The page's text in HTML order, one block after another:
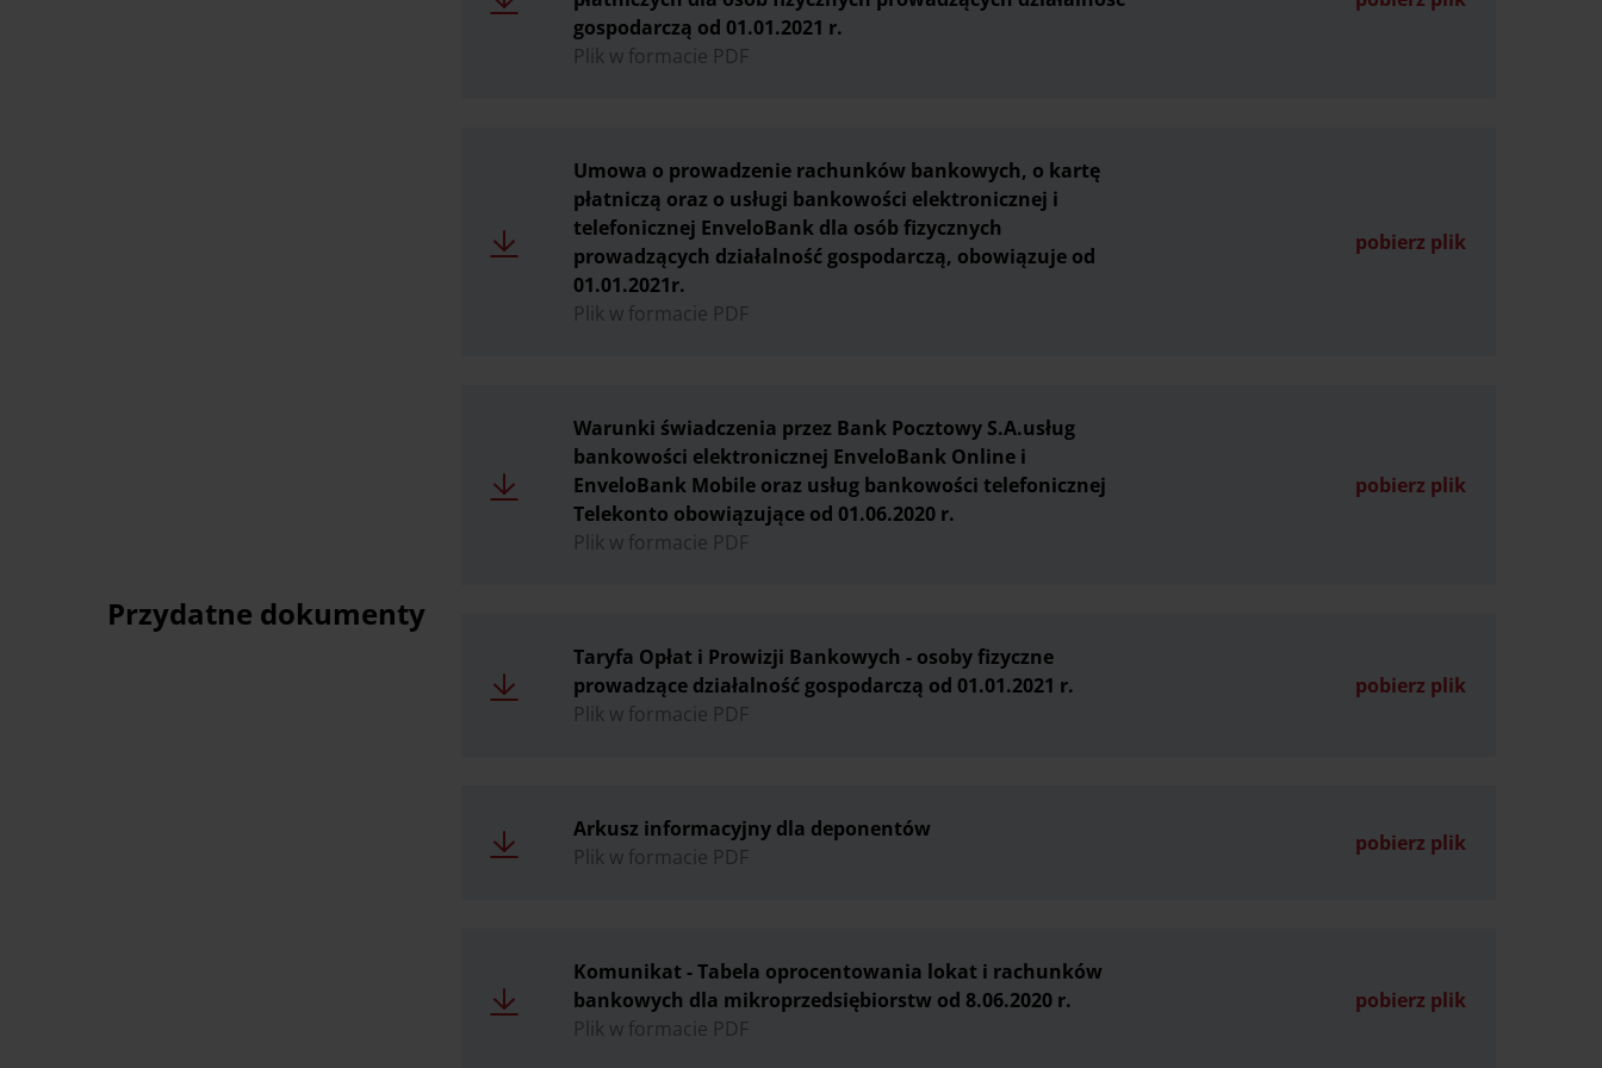
Przydatne dokumenty
gospodarczą od 01.01.2021 r.
Plik w formacie PDF
Umowa o prowadzenie rachunków bankowych, o kartę
płatniczą oraz o usługi bankowości elektronicznej i
telefonicznej EnveloBank dla osób fizycznych
prowadzących działalność gospodarczą, obowiązuje od
01.01.2021r.
Plik w formacie PDF
pobierz plik
Warunki świadczenia przez Bank Pocztowy S.A.usług
bankowości elektronicznej EnveloBank Online i
EnveloBank Mobile oraz usług bankowości telefonicznej
Telekonto obowiązujące od 01.06.2020 r.
Plik w formacie PDF
pobierz plik
Taryfa Opłat i Prowizji Bankowych - osoby fizyczne
prowadzące działalność gospodarczą od 01.01.2021 r.
Plik w formacie PDF
pobierz plik
Arkusz informacyjny dla deponentów
Plik w formacie PDF
pobierz plik
Komunikat - Tabela oprocentowania lokat i rachunków
bankowych dla mikroprzedsiębiorstw od 8.06.2020 r.
Plik w formacie PDF
pobierz plik